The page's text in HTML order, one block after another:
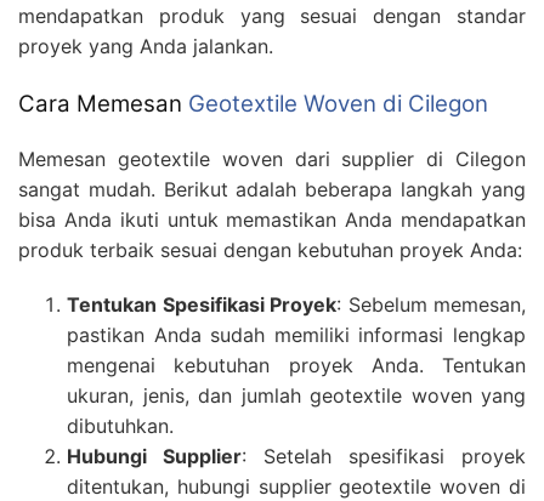
mendapatkan produk yang sesuai dengan standar
proyek yang Anda jalankan.
Cara Memesan Geotextile Woven di Cilegon
Memesan geotextile woven dari supplier di Cilegon
sangat mudah. Berikut adalah beberapa langkah yang
bisa Anda ikuti untuk memastikan Anda mendapatkan
produk terbaik sesuai dengan kebutuhan proyek Anda:
Tentukan Spesifikasi Proyek: Sebelum memesan,
pastikan Anda sudah memiliki informasi lengkap
mengenai kebutuhan proyek Anda. Tentukan
ukuran, jenis, dan jumlah geotextile woven yang
dibutuhkan.
Hubungi Supplier: Setelah spesifikasi proyek
ditentukan, hubungi supplier geotextile woven di